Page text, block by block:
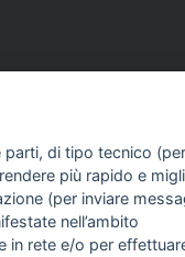
AGLI ACQUISTI
di tipo tecnico (per
più rapido e
(per inviare
nell’ambito
in rete e/o per